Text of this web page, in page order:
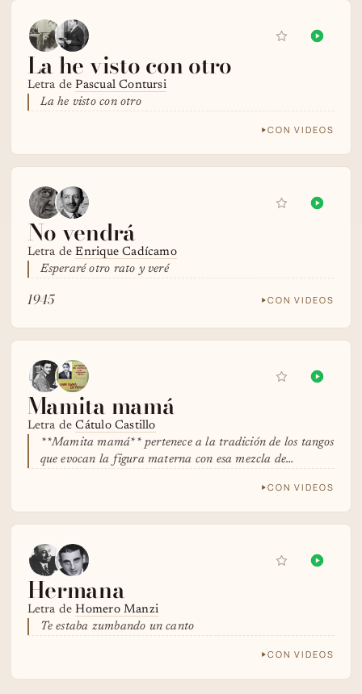
La he visto con otro
Letra dePascual Contursi
La he visto con otro
CON VIDEOS
No vendrá
Letra deEnrique Cadícamo
Esperaré otro rato y veré
1945 CON VIDEOS
Mamita mamá
Letra deCátulo Castillo
**Mamita mamá** pertenece a la tradición de los tangos
que evocan la figura materna con esa mezcla de…
CON VIDEOS
Hermana
Letra deHomero Manzi
Te estaba zumbando un canto
CON VIDEOS